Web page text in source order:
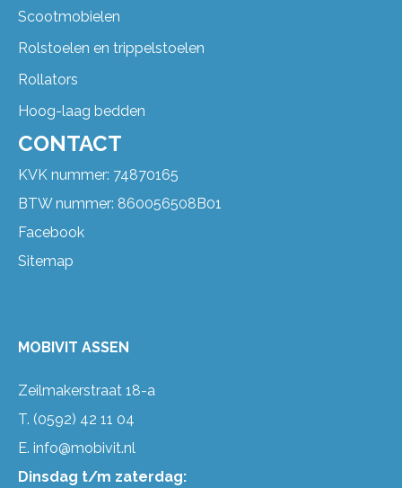
Scootmobielen
Rolstoelen en trippelstoelen
Rollators
Hoog-laag bedden
CONTACT
KVK nummer: 74870165
BTW nummer: 860056508B01
Facebook
Sitemap
MOBIVIT ASSEN
Zeilmakerstraat 18-a
T. (0592) 42 11 04
E. info@mobivit.nl
Dinsdag t/m zaterdag: